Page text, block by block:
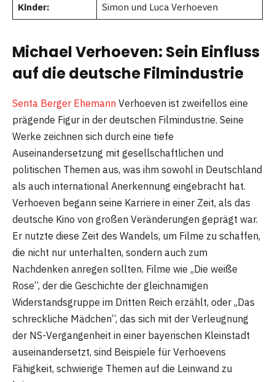
Kinder: Simon und Luca Verhoeven
Michael Verhoeven: Sein Einfluss
auf die deutsche Filmindustrie
Senta Berger Ehemann Verhoeven ist zweifellos eine
prägende Figur in der deutschen Filmindustrie. Seine
Werke zeichnen sich durch eine tiefe
Auseinandersetzung mit gesellschaftlichen und
politischen Themen aus, was ihm sowohl in Deutschland
als auch international Anerkennung eingebracht hat.
Verhoeven begann seine Karriere in einer Zeit, als das
deutsche Kino von großen Veränderungen geprägt war.
Er nutzte diese Zeit des Wandels, um Filme zu schaffen,
die nicht nur unterhalten, sondern auch zum
Nachdenken anregen sollten. Filme wie „Die weiße
Rose“, der die Geschichte der gleichnamigen
Widerstandsgruppe im Dritten Reich erzählt, oder „Das
schreckliche Mädchen“, das sich mit der Verleugnung
der NS-Vergangenheit in einer bayerischen Kleinstadt
auseinandersetzt, sind Beispiele für Verhoevens
Fähigkeit, schwierige Themen auf die Leinwand zu